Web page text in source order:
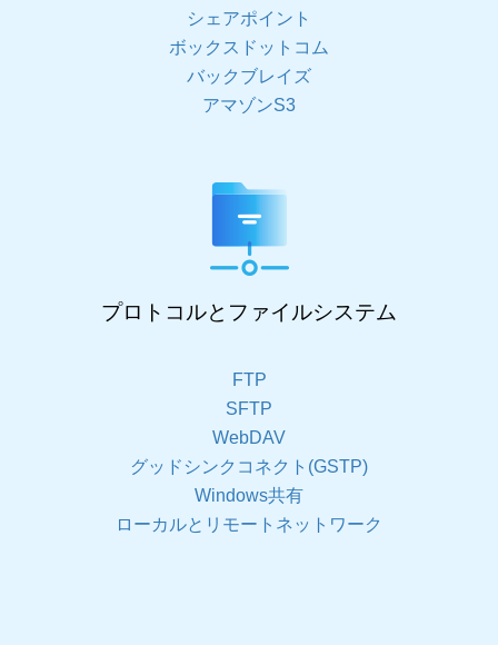
シェアポイント
ボックスドットコム
バックブレイズ
アマゾンS3
プロトコルとファイルシステム
FTP
SFTP
WebDAV
グッドシンクコネクト(GSTP)
Windows共有
ローカルとリモートネットワーク